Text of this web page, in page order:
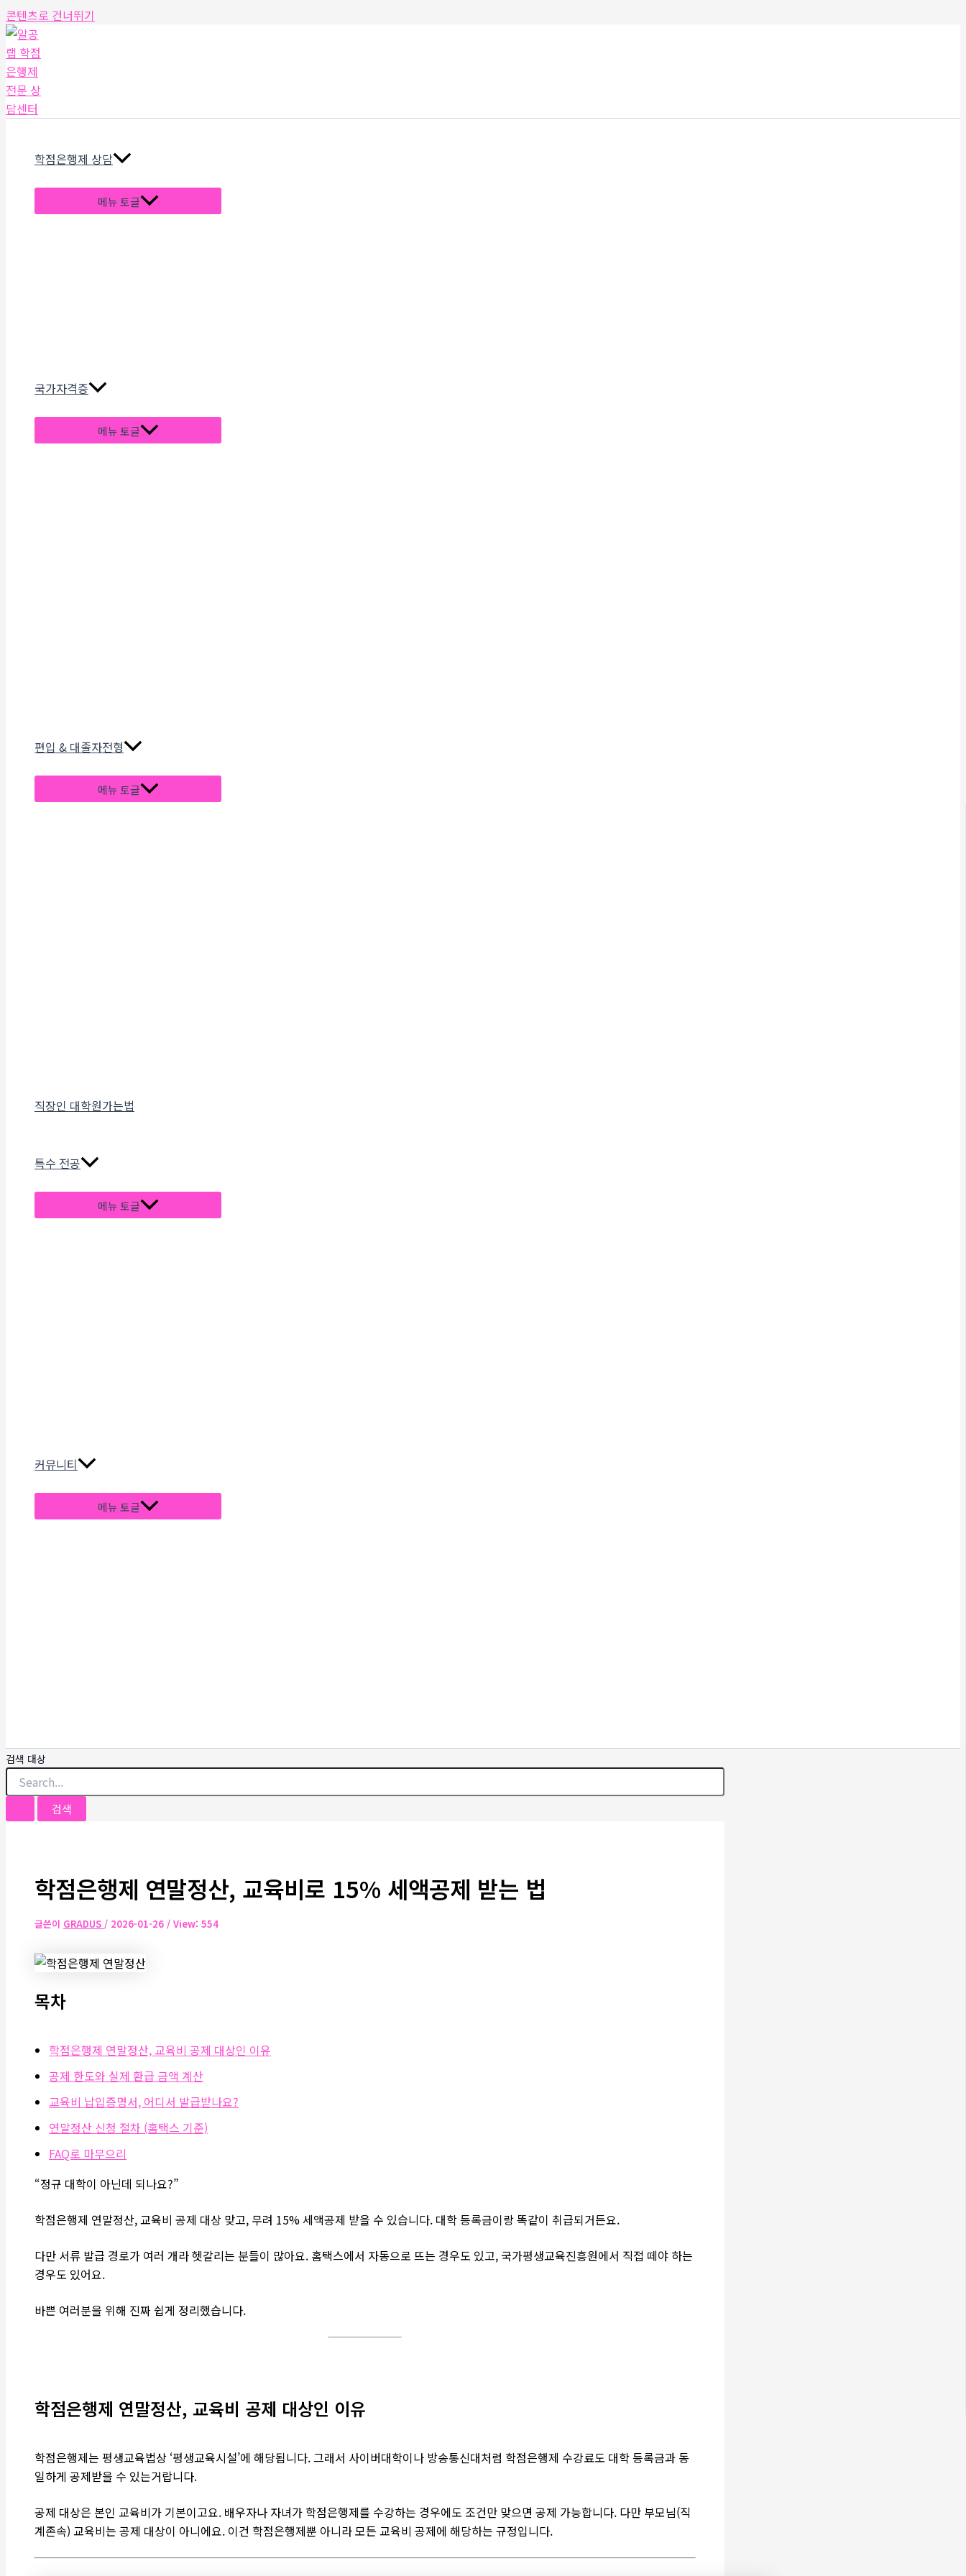
콘텐츠로 건너뛰기
학점은행제 상담
메뉴 토글
국가자격증
메뉴 토글
편입 & 대졸자전형
메뉴 토글
직장인 대학원가는법
특수 전공
메뉴 토글
커뮤니티
메뉴 토글
검색 대상
학점은행제 연말정산, 교육비로 15% 세액공제 받는 법
글쓴이 GRADUS / 2026-01-26 / View: 554
목차
학점은행제 연말정산, 교육비 공제 대상인 이유
공제 한도와 실제 환급 금액 계산
교육비 납입증명서, 어디서 발급받나요?
연말정산 신청 절차 (홈택스 기준)
FAQ로 마무으리
“정규 대학이 아닌데 되나요?”
학점은행제 연말정산, 교육비 공제 대상 맞고, 무려 15% 세액공제 받을 수 있습니다. 대학 등록금이랑 똑같이 취급되거든요.
다만 서류 발급 경로가 여러 개라 헷갈리는 분들이 많아요. 홈택스에서 자동으로 뜨는 경우도 있고, 국가평생교육진흥원에서 직접 떼야 하는
경우도 있어요.
바쁜 여러분을 위해 진짜 쉽게 정리했습니다.
학점은행제 연말정산, 교육비 공제 대상인 이유
학점은행제는 평생교육법상 ‘평생교육시설’에 해당됩니다. 그래서 사이버대학이나 방송통신대처럼 학점은행제 수강료도 대학 등록금과 동
일하게 공제받을 수 있는거랍니다.
공제 대상은 본인 교육비가 기본이고요. 배우자나 자녀가 학점은행제를 수강하는 경우에도 조건만 맞으면 공제 가능합니다. 다만 부모님(직
계존속) 교육비는 공제 대상이 아니에요. 이건 학점은행제뿐 아니라 모든 교육비 공제에 해당하는 규정입니다.